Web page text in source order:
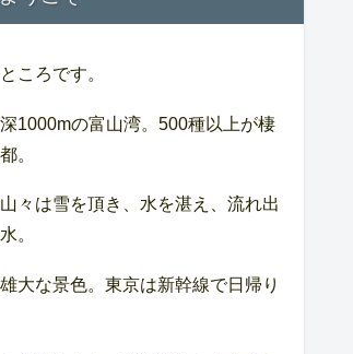
ころです。
1000mの富山湾。500種以上が棲
。
々は雪を頂き、水を湛え、流れ出
。
大な景色。東京は新幹線で日帰り